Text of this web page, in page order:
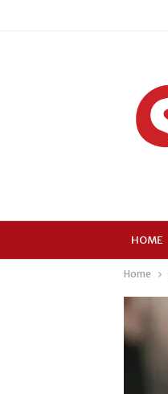
HOME
Home